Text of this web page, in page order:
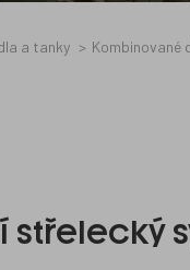
a tanky Kombinované